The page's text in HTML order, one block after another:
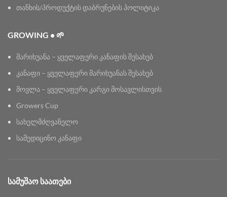
თანხის/პროდუქტის დაბრუნების პოლიტიკა
GROWING • 🌱
მარიხუანა – ყველაფერი კანაფის შესახებ
კანაფი – ყველაფერი მარიხუანას შესახებ
მოვლა – ყველაფერი კარგი მოსავლისთვის
Growers Cup
სახელმძღვანელო
სამედიცინო კანაფი
ᲡᲐᲛᲣᲨᲐᲝ ᲡᲐᲐᲗᲔᲑᲘ